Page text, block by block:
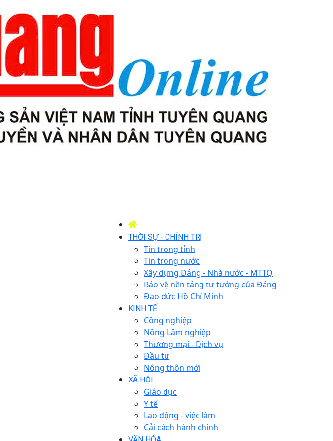
THỜI SỰ - CHÍNH TRỊ
Tin trong tỉnh
Tin trong nước
Xây dựng Đảng - Nhà nước - MTTQ
Bảo vệ nền tảng tư tưởng của Đảng
Đạo đức Hồ Chí Minh
KINH TẾ
Công nghiệp
Nông-Lâm nghiệp
Thương mại - Dịch vụ
Đầu tư
Nông thôn mới
XÃ HỘI
Giáo dục
Y tế
Lao động - việc làm
Cải cách hành chính